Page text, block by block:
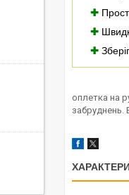
✚
✚
✚
оплетка на
забруднень.